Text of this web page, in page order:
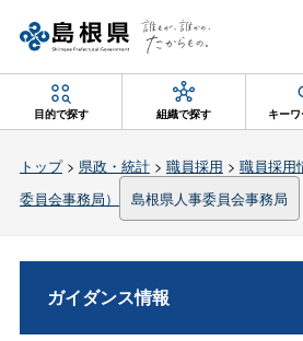
目的で探す 組織で探す キー
トップ> 県政・統計> 職員採用 > 職員採用
委員会事務局）
島根県人事委員会事務局
ガイダンス情報